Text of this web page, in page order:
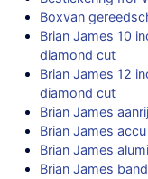
Boxvan
Brian James 10
diamond cut
Brian James 12
diamond cut
Brian James
Brian James
Brian James
Brian James